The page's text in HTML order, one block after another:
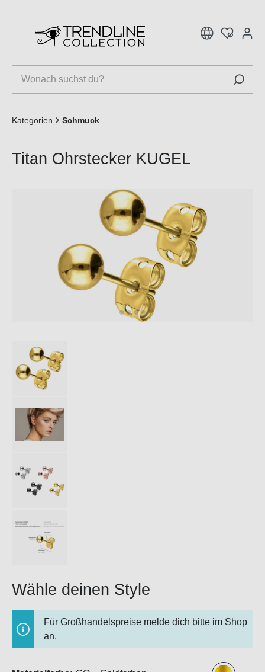
Kategorien Schmuck
Titan Ohrstecker KUGEL
Wähle deinen Style
Für Großhandelspreise melde dich bitte im Shop
an.